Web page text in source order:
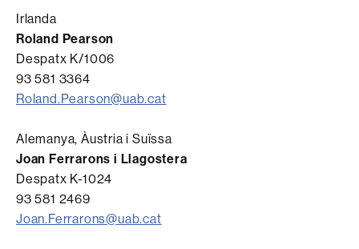
Irlanda
Roland Pearson
Despatx K/1006
93 581 3364
Roland.Pearson@uab.cat
Alemanya, Àustria i Suïssa
Joan Ferrarons i Llagostera
Despatx K-1024
93 581 2469
Joan.Ferrarons@uab.cat